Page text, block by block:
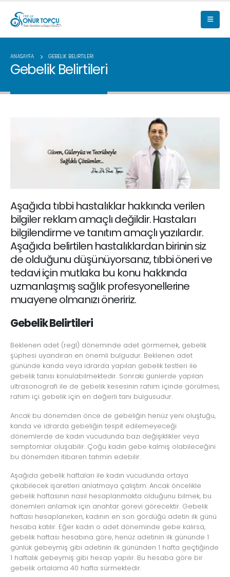
ANASAYFA GEBELIK BELIRTILERI
Gebelik Belirtileri
Aşağıda tıbbi hastalıklar hakkında verilen
bilgiler reklam amaçlı değildir. Hastaları
bilgilendirme ve tanıtım amaçlı yazılardır.
Aşağıda belirtilen hastalıklardan birinin siz
de olduğunu düşünüyorsanız, tıbbi öneri ve
tedavi için mutlaka bu konu hakkında
uzmanlaşmış sağlık profesyonellerine
muayene olmanızı öneririz.
Gebelik Belirtileri
Beklenen adet (regl) döneminde adet görmemek, gebelik
şüphesi uyandıran en önemli bulgudur. Beklenen adet
gününde kanda veya idrarda yapılan gebelik testleri ile
gebelik tanısı konulabilmektedir. Sonraki günlerde yapılan
ultrasonografi ile de gebelik kesesinin rahim içinde görülmesi,
rahim içi gebelik için en değerli tanı bulgusudur.
Ancak bu dönemden önce de gebeliğin henüz yeni oluştuğu,
kanda ve idrarda gebeliğin tespit edilemeyeceği
dönemlerde de kadın vücudunda bazı değişiklikler veya
semptomlar oluşabilir. Çoğu kadın gebe kalmış olabileceğini
bu dönemden itibaren tahmin edebilir.
Aşağıda gebelik haftaları ile kadın vücudunda ortaya
çıkabilecek işaretleri anlatmaya çalıştım. Ancak öncelikle
gebelik haftasının nasıl hesaplanmakta olduğunu bilmek, bu
dönemleri anlamak için anahtar görevi görecektir. Gebelik
haftası hesaplanırken, kadının en son gördüğü adetin ilk günü
hesaba katılır. Eğer kadın o adet döneminde gebe kalırsa,
gebelik haftası hesabına göre, henüz adetinin ilk gününde 1
günlük gebeymiş gibi adetinin ilk gününden 1 hafta geçtiğinde
1 haftalık gebeymiş gibi hesap yapılır. Bu hesaba göre bir
gebelik ortalama 40 hafta sürmektedir.